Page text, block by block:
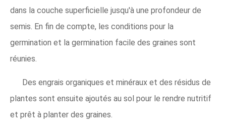
dans la couche superficielle jusqu'à une profondeur de
semis. En fin de compte, les conditions pour la
germination et la germination facile des graines sont
réunies.
Des engrais organiques et minéraux et des résidus de
plantes sont ensuite ajoutés au sol pour le rendre nutritif
et prêt à planter des graines.